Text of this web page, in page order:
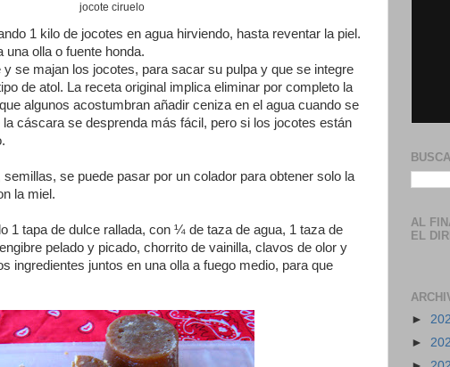
jocote ciruelo
1 kilo de jocotes en agua hirviendo, hasta reventar la piel.
una olla o fuente honda.
se majan los jocotes, para sacar su pulpa y que se integre
de atol. La receta original implica eliminar por completo la
algunos acostumbran añadir ceniza en el agua cuando se
cáscara se desprenda más fácil, pero si los jocotes están
se puede pasar por un colador para obtener solo la
la miel.
1 tapa de dulce rallada, con ¼ de taza de agua, 1 taza de
pelado y picado, chorrito de vainilla, clavos de olor y
ingredientes juntos en una olla a fuego medio, para que
AL
EL
►
►